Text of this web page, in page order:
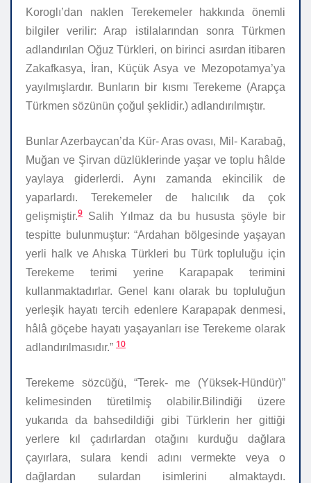
Koroglı’dan naklen Terekemeler hakkında önemli
bilgiler verilir: Arap istilalarından sonra Türkmen
adlandırılan Oğuz Türkleri, on birinci asırdan itibaren
Zakafkasya, İran, Küçük Asya ve Mezopotamya’ya
yayılmışlardır. Bunların bir kısmı Terekeme (Arapça
Türkmen sözünün çoğul şeklidir.) adlandırılmıştır.
Bunlar Azerbaycan’da Kür- Aras ovası, Mil- Karabağ,
Muğan ve Şirvan düzlüklerinde yaşar ve toplu hâlde
yaylaya giderlerdi. Aynı zamanda ekincilik de
yaparlardı. Terekemeler de halıcılık da çok
gelişmiştir.9 Salih Yılmaz da bu hususta şöyle bir
tespitte bulunmuştur: “Ardahan bölgesinde yaşayan
yerli halk ve Ahıska Türkleri bu Türk topluluğu için
Terekeme terimi yerine Karapapak terimini
kullanmaktadırlar. Genel kanı olarak bu topluluğun
yerleşik hayatı tercih edenlere Karapapak denmesi,
hâlâ göçebe hayatı yaşayanları ise Terekeme olarak
adlandırılmasıdır.” 10
Terekeme sözcüğü, “Terek- me (Yüksek-Hündür)”
kelimesinden türetilmiş olabilir.Bilindiği üzere
yukarıda da bahsedildiği gibi Türklerin her gittiği
yerlere kıl çadırlardan otağını kurduğu dağlara
çayırlara, sulara kendi adını vermekte veya o
dağlardan sulardan isimlerini almaktaydı.